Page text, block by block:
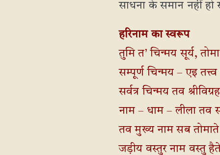
साधना के समान नहीं
हरिनाम का स्वरूप
तुमि त’ चिन्मय सूर्य,
सम्पूर्ण चिन्मय – एइ
सर्वत्र चिन्मय तव
नाम – धाम – लीला तव
तव मुख्य नाम सब तोमाते
जड़ीय वस्तुर नाम वस्तु